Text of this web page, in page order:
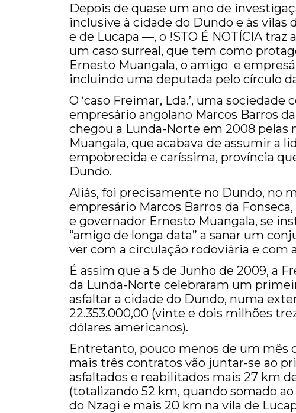
Depois de quase um ano de
inclusive à cidade do Dundo e às
e de Lucapa —, o !STO É NOTÍCIA
um caso surreal, que tem como
Ernesto Muangala, o amigo e
incluindo uma deputada pelo círculo
O ‘caso Freimar, Lda.’, uma
empresário angolano Marcos Barros
chegou a Lunda-Norte em 2008 pelas
Muangala, que acabava de assumir a
empobrecida e caríssima, província
Dundo.
Aliás, foi precisamente no Dundo, no
empresário Marcos Barros da
e governador Ernesto Muangala, se
“amigo de longa data” a sanar um
ver com a circulação rodoviária e com
É assim que a 5 de Junho de 2009, a
da Lunda-Norte celebraram um
asfaltar a cidade do Dundo, numa
22.353.000,00 (vinte e dois milhões
dólares americanos).
Entretanto, pouco menos de um mês
mais três contratos vão juntar-se ao
asfaltados e reabilitados mais 27 km
(totalizando 52 km, quando somado
do Nzagi e mais 20 km na vila de